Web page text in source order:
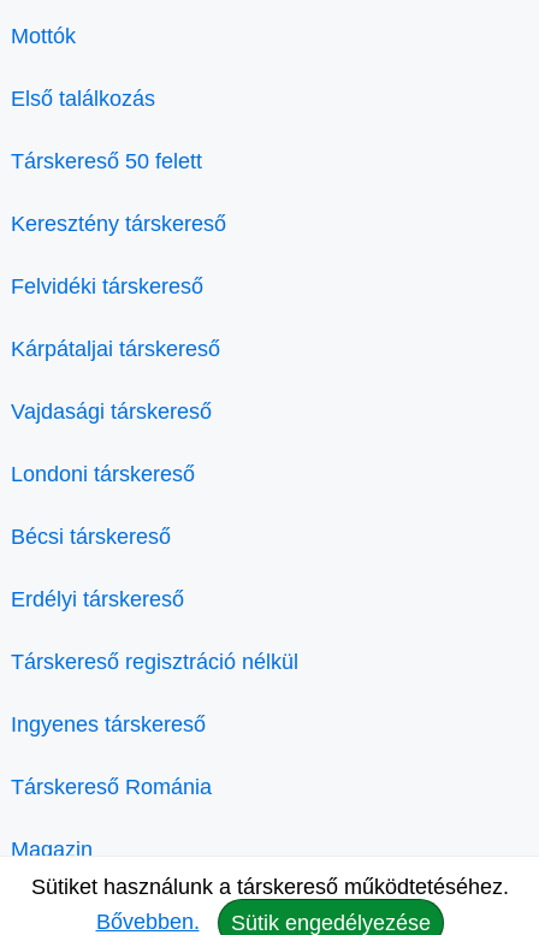
Mottók
Első találkozás
Társkereső 50 felett
Keresztény társkereső
Felvidéki társkereső
Kárpátaljai társkereső
Vajdasági társkereső
Londoni társkereső
Bécsi társkereső
Erdélyi társkereső
Társkereső regisztráció nélkül
Ingyenes társkereső
Társkereső Románia
Magazin
Sütiket használunk a társkereső működtetéséhez.
Bővebben.
Sütik engedélyezése